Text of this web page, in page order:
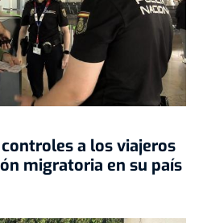
a los viajeros
migratoria en su país